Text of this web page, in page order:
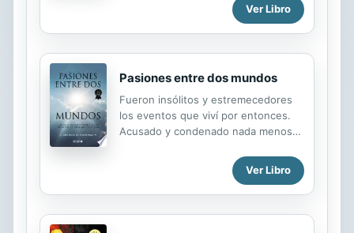
manos teniendo ocasión de conocer
diversos personajes y sus
divertidas, etc.
Ver Libro
Pasiones entre dos mundos
Fueron insólitos y estremecedores
los eventos que viví por entonces.
Acusado y condenado nada menos
entre las viejas paredes de un
vetusto edificio que arrastraba ya
viejas leyendas de crímenes y
Ver Libro